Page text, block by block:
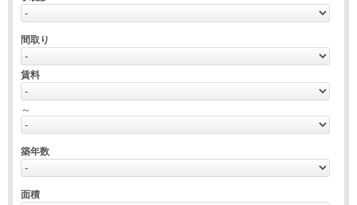
間取り
賃料
～
築年数
面積